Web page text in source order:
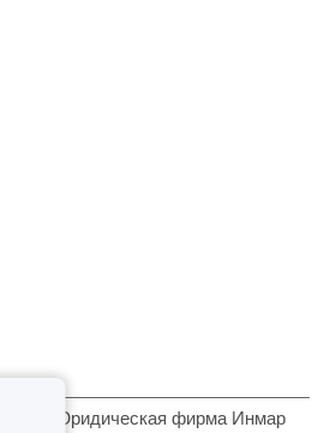
2026 © Юридическая фирма Инмар